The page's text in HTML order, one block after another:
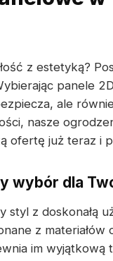
z estetyką?
panele
ale
nasze
ofertę już teraz i
wybór dla
styl z doskonałą
z
im wyjątkową